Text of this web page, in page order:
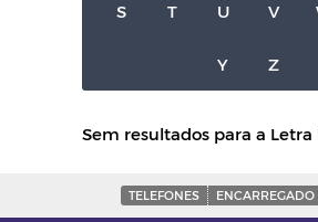
S T U V
Y Z
Sem resultados para a Letra
TELEFONES ENCARREGADO